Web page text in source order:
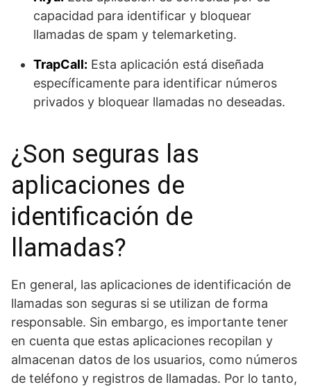
capacidad para identificar y bloquear
llamadas de spam y telemarketing.
TrapCall: Esta aplicación está diseñada
específicamente para identificar números
privados y bloquear llamadas no deseadas.
¿Son seguras las
aplicaciones de
identificación de
llamadas?
En general, las aplicaciones de identificación de
llamadas son seguras si se utilizan de forma
responsable. Sin embargo, es importante tener
en cuenta que estas aplicaciones recopilan y
almacenan datos de los usuarios, como números
de teléfono y registros de llamadas. Por lo tanto,